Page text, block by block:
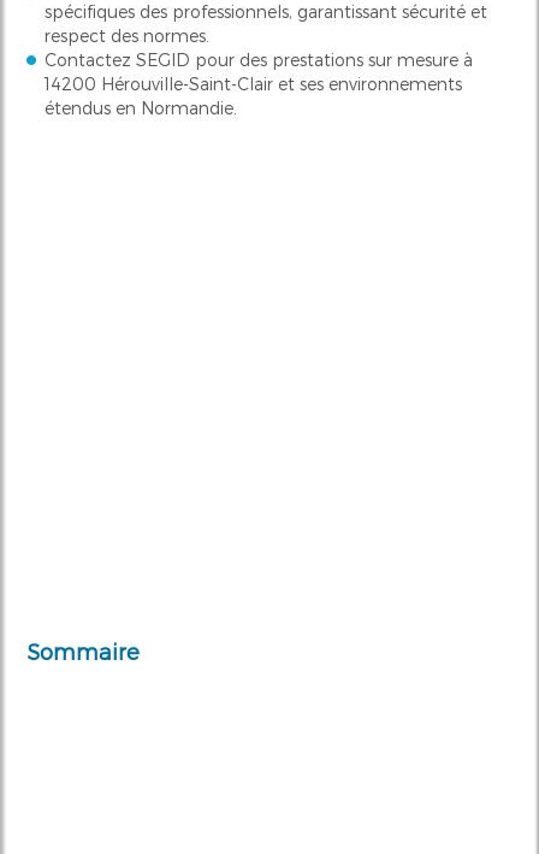
spécifiques des professionnels, garantissant sécurité et
respect des normes.
Contactez SEGID pour des prestations sur mesure à
14200 Hérouville-Saint-Clair et ses environnements
étendus en Normandie.
Sommaire